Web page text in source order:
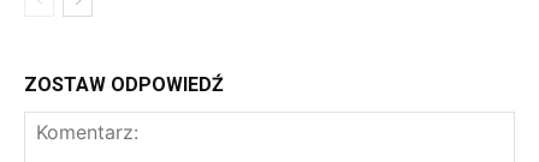
ZOSTAW ODPOWIEDŹ